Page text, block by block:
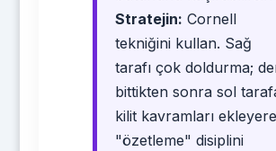
Stratejin: Cornell
tekniğini kullan. Sağ
tarafı çok doldurma;
bittikten sonra sol
kilit kavramları
"özetleme" disiplini